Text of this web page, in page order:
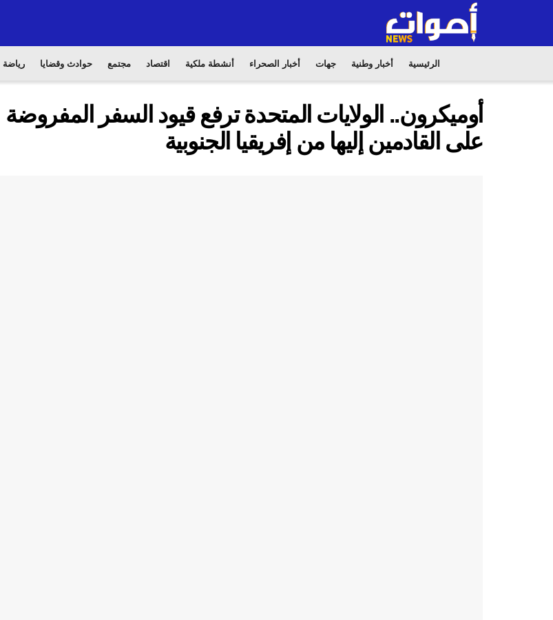
الرئيسية أخبار وطنية جهات أخبار الصحراء أنشطة ملكية اقتصاد مجتمع حوادث وقضايا رياضة
أوميكرون.. الولايات المتحدة ترفع قيود السفر المفروضة
على القادمين إليها من إفريقيا الجنوبية